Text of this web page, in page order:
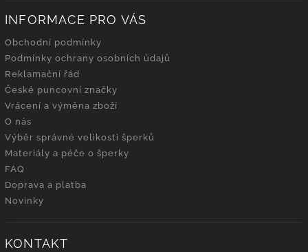
INFORMACE PRO VÁS
Obchodní podmínky
Podmínky ochrany osobních údajů
Reklamační řád
České puncovní značky
Vrácení a výměna zboží
O nás
Výběr správné velikosti šperků
Materiály a péče o šperky
FAQ
Doprava a platba
Novinky
KONTAKT